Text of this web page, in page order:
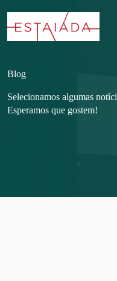
Blog
Selecionamos algumas
Esperamos que gostem!